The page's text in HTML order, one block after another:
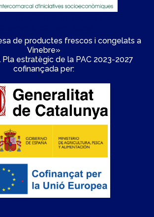
de productes frescos i congelats a
Vinebre»
estratègic de la PAC 2023-2027
cofinançada per: